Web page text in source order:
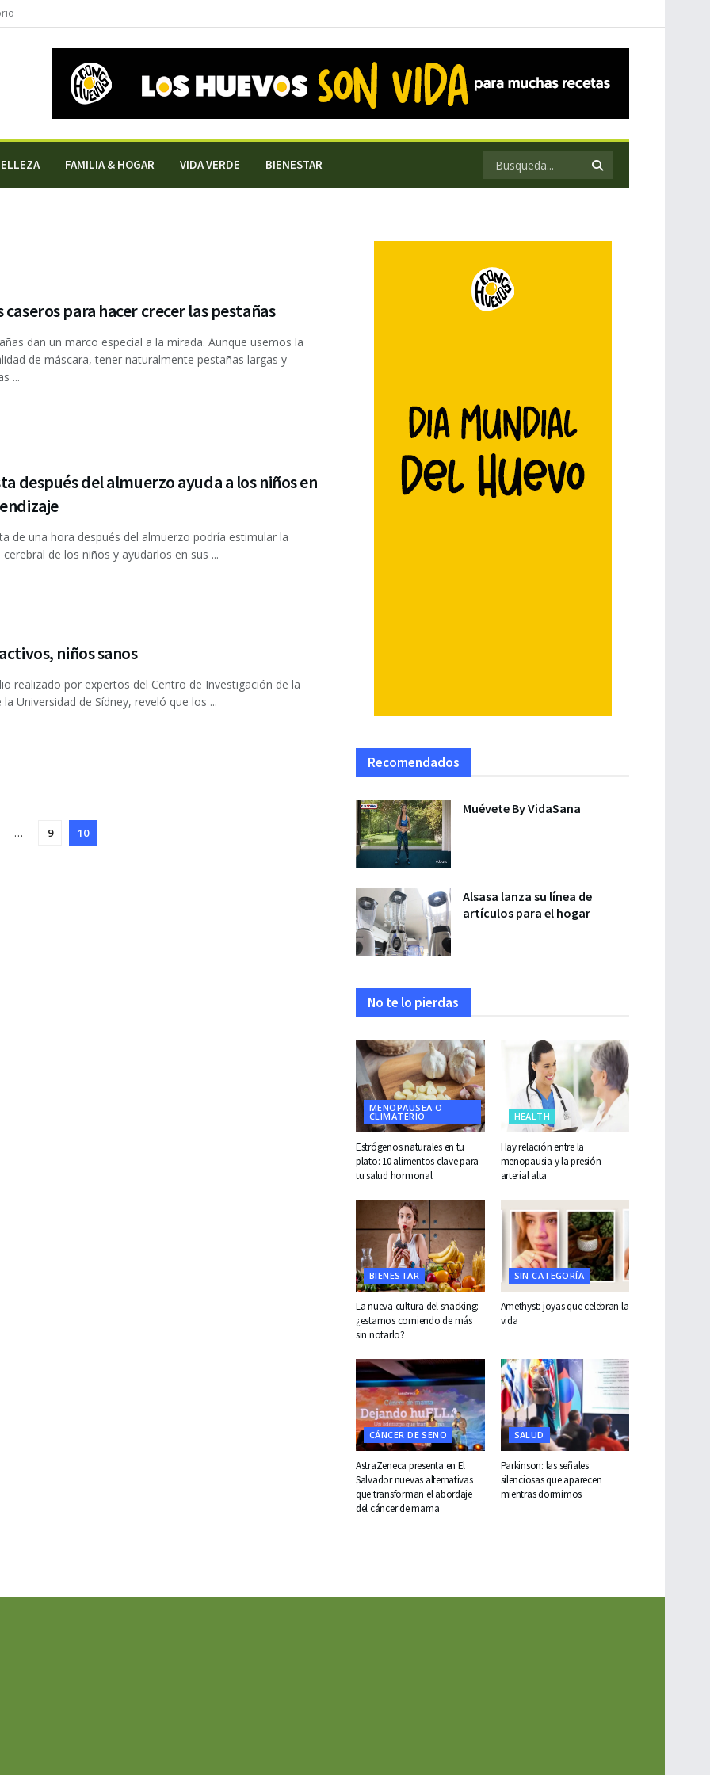
FAMILIA & HOGAR VIDA VERDE BIENESTAR
caseros para hacer crecer las pestañas
dan un marco especial a la mirada. Aunque usemos la
de máscara, tener naturalmente pestañas largas y
...
después del almuerzo ayuda a los niños en
de una hora después del almuerzo podría estimular la
cerebral de los niños y ayudarlos en sus ...
niños sanos
realizado por expertos del Cen­tro de Investigación de la
la Universidad de Sídney, reveló que los ...
… 9 10
Recomendados
Muévete By VidaSana
Alsasa lanza su línea de
artículos para el hogar
No te lo pierdas
MENOPAUSEA O
CLIMATERIO
Estrógenos naturales en tu
plato: 10 alimentos clave para
tu salud hormonal
HEALTH
Hay relación entre la
menopausia y la presión
arterial alta
BIENESTAR
La nueva cultura del snacking:
¿estamos comiendo de más
sin notarlo?
SIN CATEGORÍA
Amethyst: joyas que celebran la
vida
CÁNCER DE SENO
AstraZeneca presenta en El
Salvador nuevas alternativas
que transforman el abordaje
del cáncer de mama
SALUD
Parkinson: las señales
silenciosas que aparecen
mientras dormimos